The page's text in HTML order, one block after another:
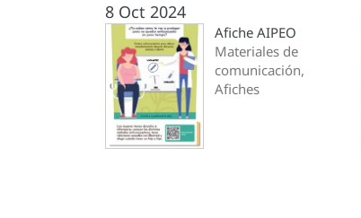
8 Oct 2024
Afiche AIPEO
Materiales de
comunicación,
Afiches